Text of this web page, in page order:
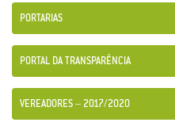
PORTARIAS
PORTAL DA TRANSPARÊNCIA
VEREADORES – 2017/2020